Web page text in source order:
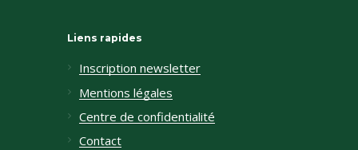
Liens rapides
Inscription newsletter
Mentions légales
Centre de confidentialité
Contact